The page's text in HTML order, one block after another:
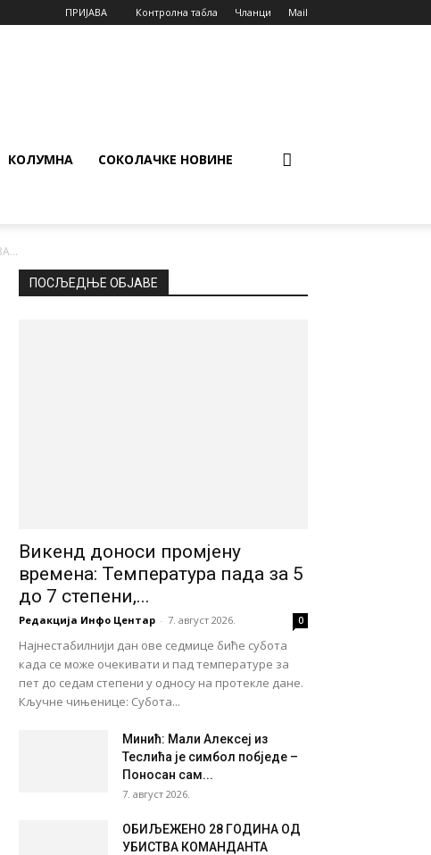
ПРИЈАВА Контролна табла Чланци Mail
КОЛУМНА СОКОЛАЧКЕ НОВИНЕ
ПОСЉЕДЊЕ ОБЈАВЕ
Викенд доноси промјену
времена: Температура пада за 5
до 7 степени,...
Редакција Инфо Центар - 7. август 2026. 0
Најнестабилнији дан ове седмице биће субота
када се може очекивати и пад температуре за
пет до седам степени у односу на протекле дане.
Кључне чињенице: Субота...
Минић: Мали Алексеј из
Теслића је симбол побједе –
Поносан сам...
7. август 2026.
ОБИЉЕЖЕНО 28 ГОДИНА ОД
УБИСТВА КОМАНДАНТА